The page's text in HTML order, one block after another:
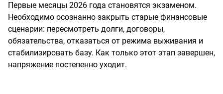
Первые месяцы 2026 года становятся экзаменом.
Необходимо осознанно закрыть старые финансовые
сценарии: пересмотреть долги, договоры,
обязательства, отказаться от режима выживания и
стабилизировать базу. Как только этот этап завершен,
напряжение постепенно уходит.